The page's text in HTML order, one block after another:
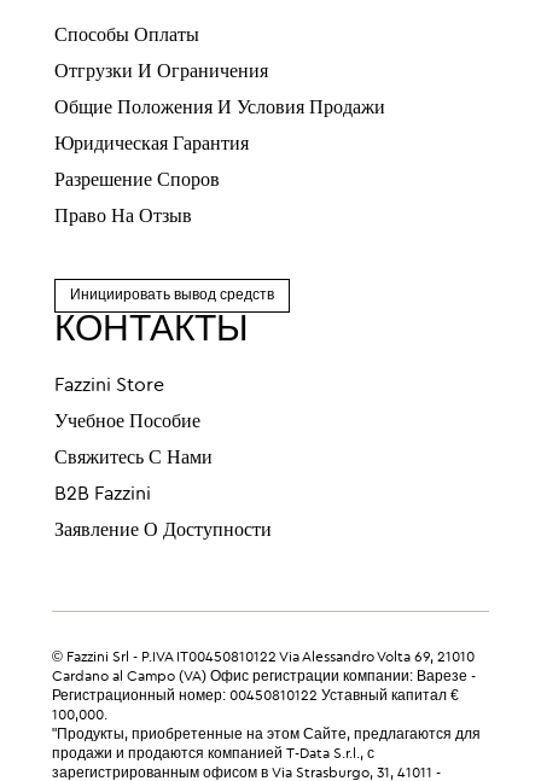
Способы Оплаты
Отгрузки И Ограничения
Общие Положения И Условия Продажи
Юридическая Гарантия
Разрешение Споров
Право На Отзыв
Инициировать вывод средств
КОНТАКТЫ
Fazzini Store
Учебное Пособие
Свяжитесь С Нами
B2B Fazzini
Заявление О Доступности
© Fazzini Srl - P.IVA IT00450810122 Via Alessandro Volta 69, 21010
Cardano al Campo (VA) Офис регистрации компании: Варезе -
Регистрационный номер: 00450810122 Уставный капитал €
100,000.
"Продукты, приобретенные на этом Сайте, предлагаются для
продажи и продаются компанией T-Data S.r.l., с
зарегистрированным офисом в Via Strasburgo, 31, 41011 -